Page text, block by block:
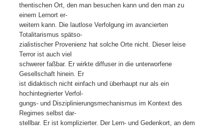
thentischen Ort, den man besuchen kann und den man zu
einem Lernort er-
weitern kann. Die lautlose Verfolgung im avancierten
Totalitarismus spätso-
zialistischer Provenienz hat solche Orte nicht. Dieser leise
Terror ist auch viel
schwerer faßbar. Er wirkte diffuser in die unterworfene
Gesellschaft hinein. Er
ist didaktisch nicht einfach und überhaupt nur als ein
hochintegrierter Verfol-
gungs- und Disziplinierungsmechanismus im Kontext des
Regimes selbst dar-
stellbar. Er ist komplizierter. Der Lern- und Gedenkort, an dem